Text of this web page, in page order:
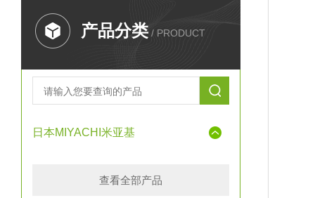
产品分类 / PRODUCT
日本MIYACHI米亚基
查看全部产品